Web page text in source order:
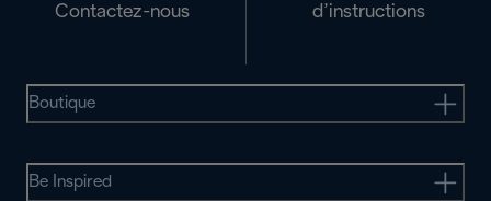
Contactez-nous
d’instructions
Boutique
Be Inspired